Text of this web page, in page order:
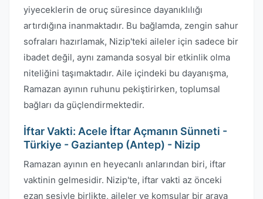
yiyeceklerin de oruç süresince dayanıklılığı
artırdığına inanmaktadır. Bu bağlamda, zengin sahur
sofraları hazırlamak, Nizip'teki aileler için sadece bir
ibadet değil, aynı zamanda sosyal bir etkinlik olma
niteliğini taşımaktadır. Aile içindeki bu dayanışma,
Ramazan ayının ruhunu pekiştirirken, toplumsal
bağları da güçlendirmektedir.
İftar Vakti: Acele İftar Açmanın Sünneti -
Türkiye - Gaziantep (Antep) - Nizip
Ramazan ayının en heyecanlı anlarından biri, iftar
vaktinin gelmesidir. Nizip'te, iftar vakti az önceki
ezan sesiyle birlikte, aileler ve komşular bir araya